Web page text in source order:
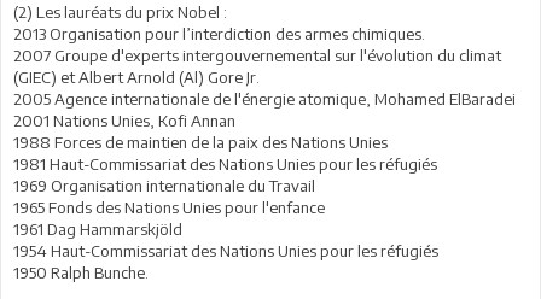
(2) Les lauréats du prix Nobel :
2013 Organisation pour l’interdiction des armes chimiques.
2007 Groupe d'experts intergouvernemental sur l'évolution du climat
(GIEC) et Albert Arnold (Al) Gore Jr.
2005 Agence internationale de l'énergie atomique, Mohamed ElBaradei
2001 Nations Unies, Kofi Annan
1988 Forces de maintien de la paix des Nations Unies
1981 Haut-Commissariat des Nations Unies pour les réfugiés
1969 Organisation internationale du Travail
1965 Fonds des Nations Unies pour l'enfance
1961 Dag Hammarskjöld
1954 Haut-Commissariat des Nations Unies pour les réfugiés
1950 Ralph Bunche.